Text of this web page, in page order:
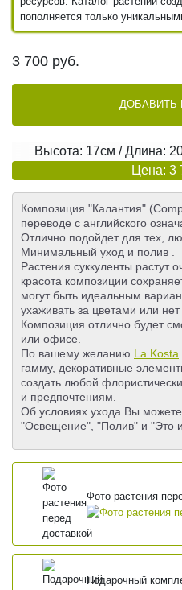
пополняется только
3 700 руб.
ДОБАВИТЬ
Высота: 17см / Длина:
Цена: 3
Композиция "Калантия"
переводе с английского
Отлично подойдет для тех,
Минимальный уход и полив .
Растения суккуленты растут
красота композиции
могут быть идеальным
ухаживать за цветами или
Композиция отлично будет
или офисе.
По вашему желанию La Kosta
гамму, декоративные
создать любой
и предпочтениям.
Об условиях ухода Вы
"Освещение", "Полив" и "Это
Фото растения
Подарочный